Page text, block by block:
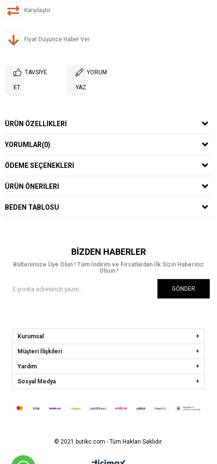
Karşılaştır
Fiyat Düşünce Haber Ver
TAVSIYE
ET
YORUM
YAZ
ÜRÜN ÖZELLIKLERI
YORUMLAR(0)
ÖDEME SEÇENEKLERI
ÜRÜN ÖNERILERI
BEDEN TABLOSU
BIZDEN HABERLER
Bültenimize Üye Olun ! Tüm İndirim ve Fırsatlardan İlk Sizin Haberiniz
Olsun !
GÖNDER
Kurumsal
Müşteri İlişkileri
Yardım
Sosyal Medya
© 2021 butikc.com - Tüm Hakları Saklıdır.